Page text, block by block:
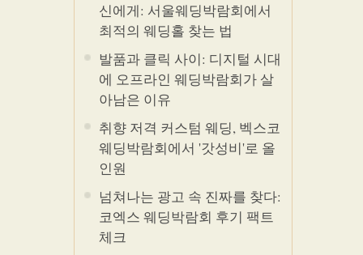
신에게: 서울웨딩박람회에서
최적의 웨딩홀 찾는 법
발품과 클릭 사이: 디지털 시대
에 오프라인 웨딩박람회가 살
아남은 이유
취향 저격 커스텀 웨딩, 벡스코
웨딩박람회에서 '갓성비'로 올
인원
넘쳐나는 광고 속 진짜를 찾다:
코엑스 웨딩박람회 후기 팩트
체크